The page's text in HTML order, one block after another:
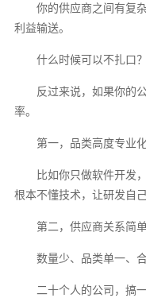
你的供应商之间有复
利益输送。
什么时候可以不扎口？
反过来说，如果你的
率。
第一，品类高度专业
比如你只做软件开发
根本不懂技术，让研发自
第二，供应商关系简
数量少、品类单一、
二十个人的公司，搞